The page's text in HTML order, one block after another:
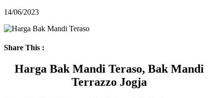
14/06/2023
Share This :
Harga Bak Mandi Teraso, Bak Mandi
Terrazzo Jogja